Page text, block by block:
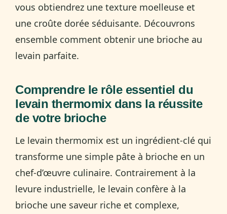
vous obtiendrez une texture moelleuse et
une croûte dorée séduisante. Découvrons
ensemble comment obtenir une brioche au
levain parfaite.
Comprendre le rôle essentiel du
levain thermomix dans la réussite
de votre brioche
Le levain thermomix est un ingrédient-clé qui
transforme une simple pâte à brioche en un
chef-d’œuvre culinaire. Contrairement à la
levure industrielle, le levain confère à la
brioche une saveur riche et complexe,